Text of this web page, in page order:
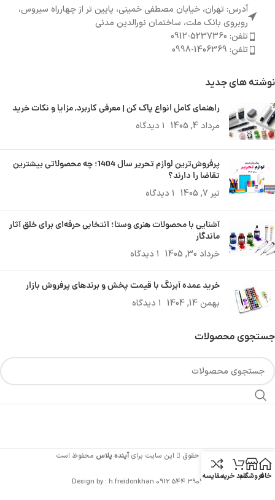
آدرس: تهران، خیابان مصطفی خمینی، پایین تر از چهارراه سیروس،
روبروی بانک ملت، ساختمان نورالدین مدنی
تلفن: 5237360-0912
تلفن: 1406369-0998
نوشته های جدید
راهنمای کامل انواع پاک کن | معرفی کاربرد, مزایا و نکات خرید
مرداد 4, 1405 ۱ دیدگاه
پرفروش‌ترین لوازم تحریر سال 1404؛ چه محصولاتی بیشترین
تقاضا را دارند؟
تیر 7, 1405 ۱ دیدگاه
آشنایی با محصولات هنری وستا؛ انتخابی حرفه‌ای برای خلق آثار
ماندگار
خرداد 30, 1405 ۱ دیدگاه
خرید عمده آبرنگ با قیمت پخش و برندهای پرفروش بازار
بهمن 14, 1404 ۱ دیدگاه
جستجوی محصولات
تمامی حقوق این سایت برایآینده پلاس محفوظ است
Design by : h.freidonkhan 0912 544 3909
خانهفروشگاهسبد خریدمقایسه